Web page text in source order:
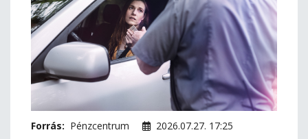
Forrás: Pénzcentrum 2026.07.27. 17:25